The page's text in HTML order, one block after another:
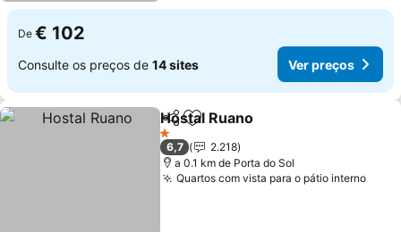
De € 102
Consulte os preços de 14 sites Ver preços
PartilharAdicionar aos favoritos
Hostal Ruano
1 Estrelas
6,7
2.218
a 0.1 km de Porta do Sol
Quartos com vista para o pátio internoVer